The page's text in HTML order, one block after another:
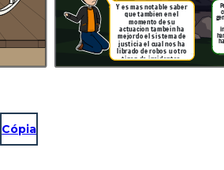
Y es mas notable saber
que tambien en el
momento de su
actuacion tambein ha
mejordo el sistema de
justicia el cual nos ha
librado de robos u otro
tipop de incidentes.
Cópia